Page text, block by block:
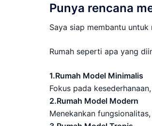
Punya rencana
Saya siap membantu
Rumah seperti apa yang
1.Rumah Model Minimalis
Fokus pada
2.Rumah Model Modern
Menekankan